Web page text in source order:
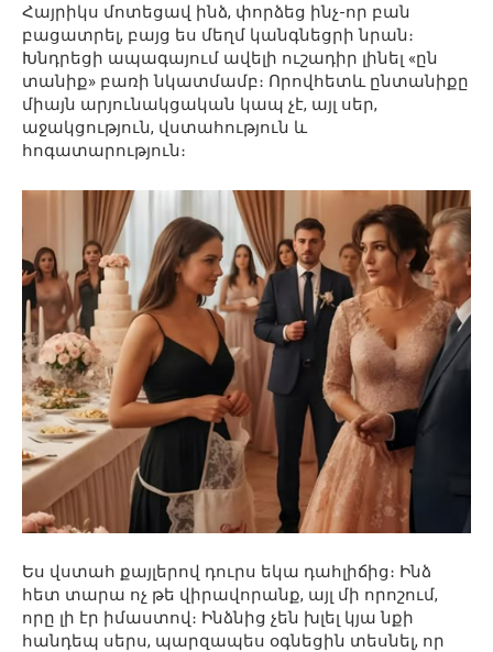
Հայրիկս մոտեցավ ինձ, փորձեց ինչ-որ բան
բացատրել, բայց ես մեղմ կանգնեցրի նրան։
Խնդրեցի ապագայում ավելի ուշադիր լինել «ըն
տանիք» բառի նկատմամբ։ Որովհետև ընտանիքը
միայն արյունակցական կապ չէ, այլ սեր,
աջակցություն, վստահություն և
հոգատարություն։
Ես վստահ քայլերով դուրս եկա դահլիճից։ Ինձ
հետ տարա ոչ թե վիրավորանք, այլ մի որոշում,
որը լի էր իմաստով։ Ինձնից չեն խլել կյա նքի
հանդեպ սերս, պարզապես օգնեցին տեսնել, որ